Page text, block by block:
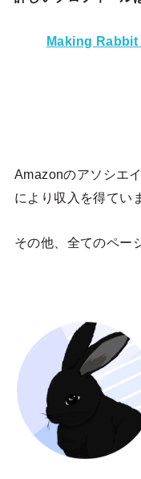
Making Rabbit
Amazonのアソシエ
により収入を得てい
その他、全てのペー